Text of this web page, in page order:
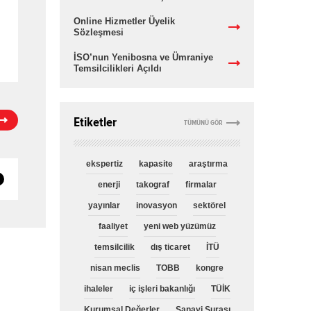
Online Hizmetler Üyelik
Sözleşmesi
İSO’nun Yenibosna ve Ümraniye
Temsilcilikleri Açıldı
TÜMÜNÜ GÖR
Etiketler
ekspertiz kapasite araştırma
enerji takograf firmalar
yayınlar inovasyon sektörel
faaliyet yeni web yüzümüz
temsilcilik dış ticaret İTÜ
nisan meclis TOBB kongre
ihaleler iç işleri bakanlığı TÜİK